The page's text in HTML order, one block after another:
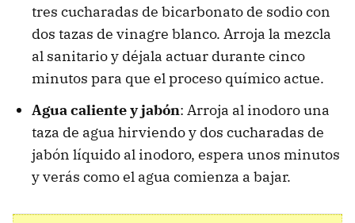
tres cucharadas de bicarbonato de sodio con
dos tazas de vinagre blanco. Arroja la mezcla
al sanitario y déjala actuar durante cinco
minutos para que el proceso químico actue.
Agua caliente y jabón: Arroja al inodoro una
taza de agua hirviendo y dos cucharadas de
jabón líquido al inodoro, espera unos minutos
y verás como el agua comienza a bajar.